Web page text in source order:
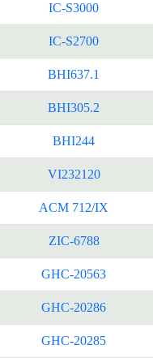
IC-S3000
IC-S2700
BHI637.1
BHI305.2
BHI244
VI232120
ACM 712/IX
ZIC-6788
GHC-20563
GHC-20286
GHC-20285